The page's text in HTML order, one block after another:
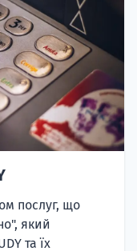
послуг, що
який
та їх